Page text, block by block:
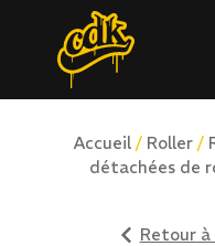
Accueil / Roller /
détachées de
Retour